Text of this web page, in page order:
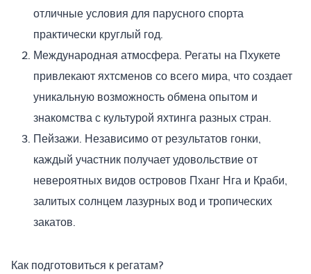
отличные условия для парусного спорта
практически круглый год.
Международная атмосфера. Регаты на Пхукете
привлекают яхтсменов со всего мира, что создает
уникальную возможность обмена опытом и
знакомства с культурой яхтинга разных стран.
Пейзажи. Независимо от результатов гонки,
каждый участник получает удовольствие от
невероятных видов островов Пханг Нга и Краби,
залитых солнцем лазурных вод и тропических
закатов.
Как подготовиться к регатам?